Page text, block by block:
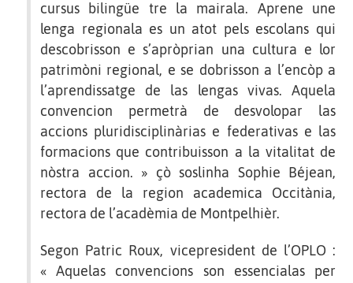
cursus bilingüe tre la mairala. Aprene une
lenga regionala es un atot pels escolans qui
descobrisson e s’apròprian una cultura e lor
patrimòni regional, e se dobrisson a l’encòp a
l’aprendissatge de las lengas vivas. Aquela
convencion permetrà de desvolopar las
accions pluridisciplinàrias e federativas e las
formacions que contribuisson a la vitalitat de
nòstra accion. » çò soslinha Sophie Béjean,
rectora de la region academica Occitània,
rectora de l’acadèmia de Montpelhièr.
Segon Patric Roux, vicepresident de l’OPLO :
« Aquelas convencions son essencialas per